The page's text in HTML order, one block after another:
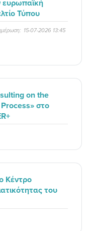
ευρωπαϊκή
Τύπου
15-07-2026 13:45
on the
στο
Κέντρο
του